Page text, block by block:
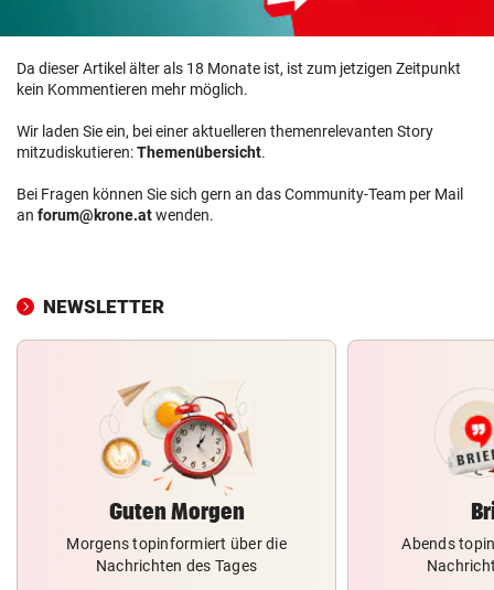
Da dieser Artikel älter als 18 Monate ist, ist zum jetzigen Zeitpunkt
kein Kommentieren mehr möglich.
Wir laden Sie ein, bei einer aktuelleren themenrelevanten Story
mitzudiskutieren:Themenübersicht.
Bei Fragen können Sie sich gern an das Community-Team per Mail
an forum@krone.atwenden.
NEWSLETTER
Guten Morgen
Morgens topinformiert über die
Nachrichten des Tages
Abends